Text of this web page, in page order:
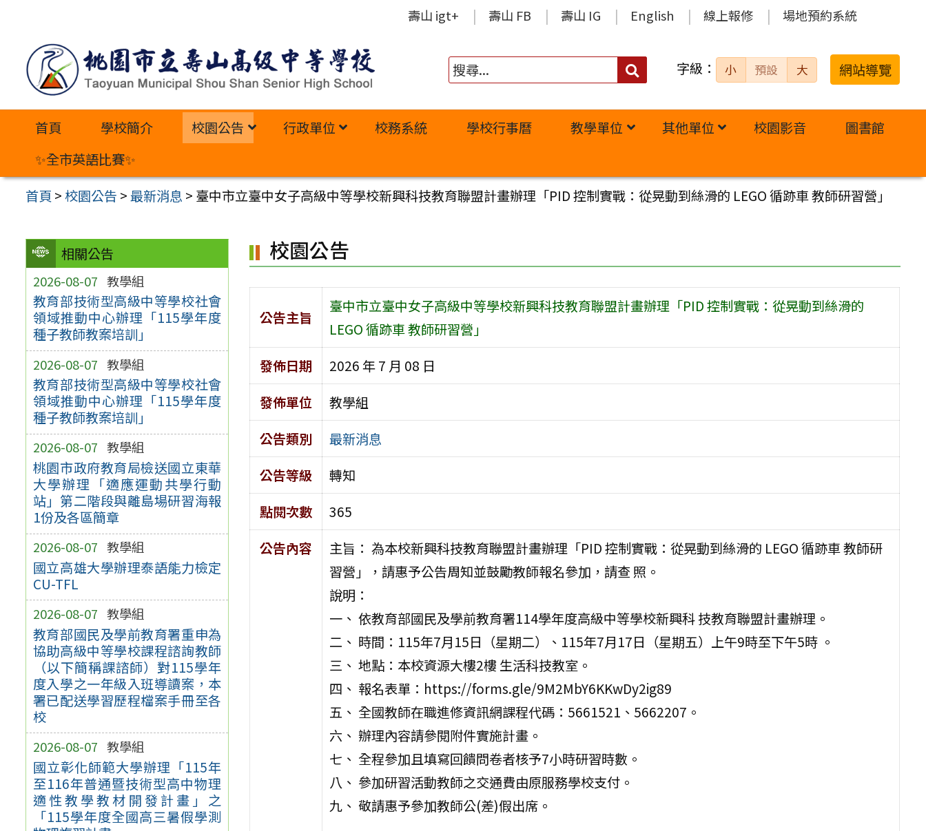
內
壽山 igt+ 壽山 FB 壽山 IG English 線上報修 場地預約系統
搜
字級： 小 預設 大 網站導覽
首頁 學校簡介 校園公告 行政單位 校務系統 學校行事曆 教學單位 其他單位 校園影音
圖書館
✨全市英語比賽✨
首頁 >校園公告 >最新消息 > 臺中市立臺中女子高級中等學校新興科技教育聯盟計畫辦理「PID 控制實戰：從晃動到絲滑的 LEGO 循跡車 教師研習營」
相關公告
2026-08-07 教學組
教育部技術型高級中等學校社會
領域推動中心辦理「115學年度
種子教師教案培訓」
2026-08-07 教學組
教育部技術型高級中等學校社會
領域推動中心辦理「115學年度
種子教師教案培訓」
2026-08-07 教學組
桃園市政府教育局檢送國立東華
大學辦理「適應運動共學行動
站」第二階段與離島場研習海報
1份及各區簡章
2026-08-07 教學組
國立高雄大學辦理泰語能力檢定
CU-TFL
2026-08-07 教學組
教育部國民及學前教育署重申為
協助高級中等學校課程諮詢教師
（以下簡稱課諮師）對115學年
度入學之一年級入班導讀案，本
署已配送學習歷程檔案手冊至各
校
2026-08-07 教學組
國立彰化師範大學辦理「115年
至116年普通暨技術型高中物理
適性教學教材開發計畫」之
「115學年度全國高三暑假學測
校園公告
公告主旨
臺中市立臺中女子高級中等學校新興科技教育聯盟計畫辦理「PID 控制實戰：從晃動到絲滑的
LEGO 循跡車 教師研習營」
發佈日期
2026 年 7 月 08 日
發佈單位
教學組
公告類別
最新消息
公告等級
轉知
點閱次數
365
公告內容
主旨： 為本校新興科技教育聯盟計畫辦理「PID 控制實戰：從晃動到絲滑的 LEGO 循跡車 教師研
習營」，請惠予公告周知並鼓勵教師報名參加，請查 照。
說明：
一、 依教育部國民及學前教育署114學年度高級中等學校新興科 技教育聯盟計畫辦理。
二、 時間：115年7月15日（星期二）、115年7月17日（星期五）上午9時至下午5時 。
三、 地點：本校資源大樓2樓 生活科技教室。
四、 報名表單：https://forms.gle/9M2MbY6KKwDy2ig89
五、 全國教師在職進修資訊網課程代碼：5661521、5662207。
六、 辦理內容請參閱附件實施計畫。
七、 全程參加且填寫回饋問卷者核予7小時研習時數。
八、 參加研習活動教師之交通費由原服務學校支付。
九、 敬請惠予參加教師公(差)假出席。